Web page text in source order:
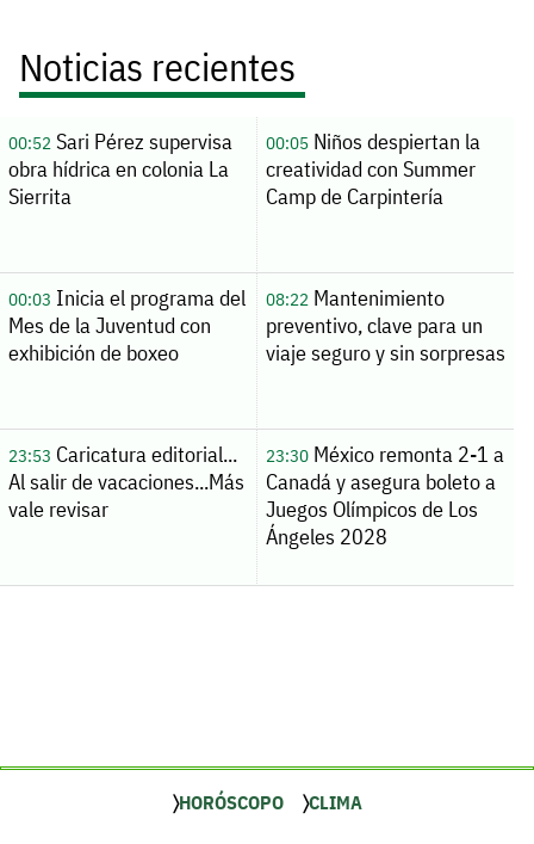
Noticias recientes
00:52Sari Pérez supervisa
obra hídrica en colonia La
Sierrita
00:05Niños despiertan la
creatividad con Summer
Camp de Carpintería
00:03 Inicia el programa del
Mes de la Juventud con
exhibición de boxeo
08:22Mantenimiento
preventivo, clave para un
viaje seguro y sin sorpresas
23:53 Caricatura editorial...
Al salir de vacaciones...Más
vale revisar
23:30México remonta 2-1 a
Canadá y asegura boleto a
Juegos Olímpicos de Los
Ángeles 2028
HORÓSCOPO CLIMA